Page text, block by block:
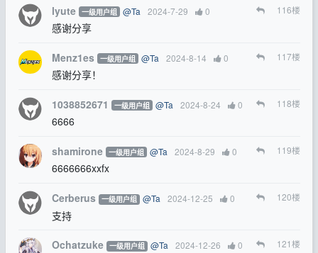
lyute 一级用户组 @Ta 2024-7-29 0 116楼
感谢分享
Menz1es 一级用户组 @Ta 2024-8-14 0 117楼
感谢分享！
1038852671 一级用户组 @Ta 2024-8-24 0 118楼
6666
shamirone 一级用户组 @Ta 2024-8-29 0 119楼
6666666xxfx
Cerberus 一级用户组 @Ta 2024-12-25 0 120楼
支持
Ochatzuke 一级用户组 @Ta 2024-12-26 0 121楼